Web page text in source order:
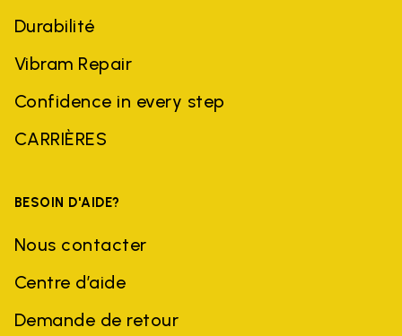
Durabilité
Vibram Repair
Confidence in every step
CARRIÈRES
BESOIN D'AIDE?
Nous contacter
Centre d’aide
Demande de retour